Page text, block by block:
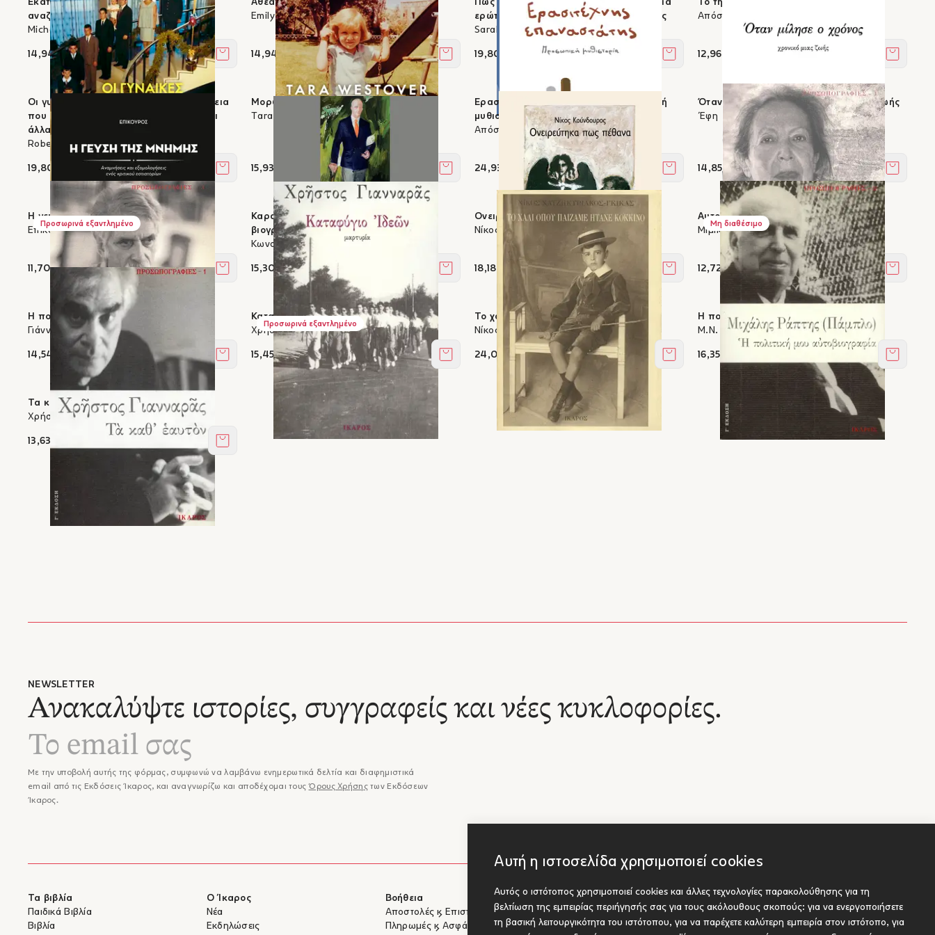
Αυτή η ιστοσελίδα χρησιμοποιεί cookies
Αυτός ο ιστότοπος χρησιμοποιεί cookies και άλλες τεχνολογίες παρακολούθησης για τη
βελτίωση της εμπειρίας περιήγησής σας για τους ακόλουθους σκοπούς:για να ενεργοποιήσετε
τη βασική λειτουργικότητα του ιστότοπου,για να παρέχετε καλύτερη εμπειρία στον ιστότοπο,για
Εκατό Σάββατα - Η Στέλλα Λεβή και η
αναζήτηση ενός χαμένου κόσμου
Michael Frank
14,94 € Στο καλάθι
Αθέατος πόνος
Emily Wells
14,94 € Στο καλάθι
Πώς να ζούμε - Η ζωή του Μοντέν, σε μία
ερώτηση και είκοσι πιθανές απαντήσεις
Sarah Bakewell
19,80 € Στο καλάθι
Το τηλεφώνημα που δεν έγινε
Απόστολος Δοξιάδης
12,96 € Στο
Οι γυναίκες που επιβίωσαν - Η οικογένεια
που έζησε 50 χρόνια σχιζοφρένειας και
άλλαξε ό,τι γνωρίζουμε γι' αυτή
Robert Kolker
19,80 € Στο καλάθι
Μορφωμένη
Tara Westover
15,93 € Στο καλάθι
Ερασιτέχνης επαναστάτης - Προσωπική
μυθιστορία
Απόστολος Δοξιάδης
24,93 € Στο καλάθι
Όταν μίλησε ο χρόνος - χρονικό μιας ζωής
Έφη Σαπουνά-Σακελλαράκη
14,85 € Στο
Προσωρινά εξαντλημένο
Η γεύση της μνήμης
Επίκουρος
11,70 € Στο καλάθι
Καραμανλής 1907-1998 - Μια πολιτική
βιογραφία
Κωνσταντίνος Σβολόπουλος
15,30 € Στο καλάθι
Ονειρεύτηκα πως πέθανα
Νίκος Κούνδουρος
18,18 € Στο καλάθι
Μη διαθέσιμο
Αυτογραφία
Μιμίκα Κρανάκη
12,72 € Στο
Η ποιητική της ανασκαφής
Γιάννης Σακελλαράκης
14,54 € Στο καλάθι
Προσωρινά εξαντλημένο
Καταφύγιο Ιδεών
Χρήστος Γιανναράς
15,45 € Στο καλάθι
Το χαλί όπου παίζαμε ήτανε κόκκινο
Νίκος Χατζηκυριάκος-Γκίκας
24,08 € Στο καλάθι
Η πολιτική μου αυτοβιογραφία
Μ.Ν. (Pablo) Ράπτης
16,35 € Στο
Τα καθ' εαυτόν
Χρήστος Γιανναράς
13,63 € Στο καλάθι
NEWSLETTER
Ανακαλύψτε ιστορίες, συγγραφείς και νέες κυκλοφορίες.
Με την υποβολή αυτής της φόρμας, συμφωνώ να λαμβάνω ενημερωτικά δελτία και διαφημιστικά
email από τις Εκδόσεις Ίκαρος, και αναγνωρίζω και αποδέχομαι τουςΌρους Χρήσηςτων Εκδόσεων
Ίκαρος.
Τα βιβλία
Παιδικά Βιβλία
Βιβλία
Ο Ίκαρος
Νέα
Εκδηλώσεις
Βοήθεια
Αποστολές & Επιστροφές
Πληρωμές & Ασφάλεια
Για Συγγραφείς
Υποβολή έργου προς έκδοση
Socials